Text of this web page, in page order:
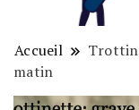
Accueil
matin